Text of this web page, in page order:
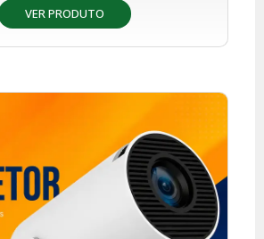
VER PRODUTO